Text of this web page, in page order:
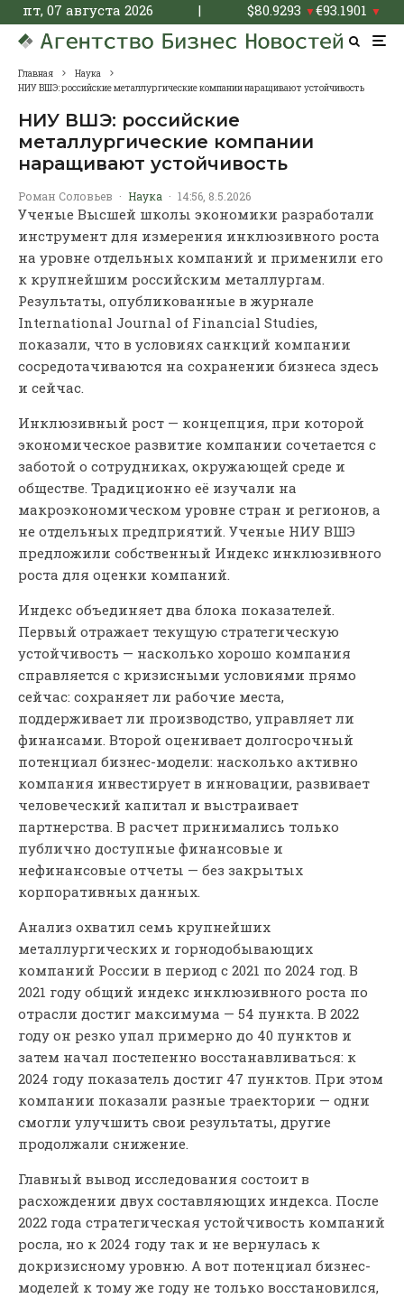
пт, 07 августа 2026 | $80.9293 ▼€93.1901 ▼
Главная
Наука
НИУ ВШЭ: российские металлургические компании наращивают устойчивость
НИУ ВШЭ: российские
металлургические компании
наращивают устойчивость
Роман Соловьев · Наука · 14:56, 8.5.2026
Ученые Высшей школы экономики разработали
инструмент для измерения инклюзивного роста
на уровне отдельных компаний и применили его
к крупнейшим российским металлургам.
Результаты, опубликованные в журнале
International Journal of Financial Studies,
показали, что в условиях санкций компании
сосредотачиваются на сохранении бизнеса здесь
и сейчас.
Инклюзивный рост — концепция, при которой
экономическое развитие компании сочетается с
заботой о сотрудниках, окружающей среде и
обществе. Традиционно её изучали на
макроэкономическом уровне стран и регионов, а
не отдельных предприятий. Ученые НИУ ВШЭ
предложили собственный Индекс инклюзивного
роста для оценки компаний.
Индекс объединяет два блока показателей.
Первый отражает текущую стратегическую
устойчивость — насколько хорошо компания
справляется с кризисными условиями прямо
сейчас: сохраняет ли рабочие места,
поддерживает ли производство, управляет ли
финансами. Второй оценивает долгосрочный
потенциал бизнес-модели: насколько активно
компания инвестирует в инновации, развивает
человеческий капитал и выстраивает
партнерства. В расчет принимались только
публично доступные финансовые и
нефинансовые отчеты — без закрытых
корпоративных данных.
Анализ охватил семь крупнейших
металлургических и горнодобывающих
компаний России в период с 2021 по 2024 год. В
2021 году общий индекс инклюзивного роста по
отрасли достиг максимума — 54 пункта. В 2022
году он резко упал примерно до 40 пунктов и
затем начал постепенно восстанавливаться: к
2024 году показатель достиг 47 пунктов. При этом
компании показали разные траектории — одни
смогли улучшить свои результаты, другие
продолжали снижение.
Главный вывод исследования состоит в
расхождении двух составляющих индекса. После
2022 года стратегическая устойчивость компаний
росла, но к 2024 году так и не вернулась к
докризисному уровню. А вот потенциал бизнес-
моделей к тому же году не только восстановился,